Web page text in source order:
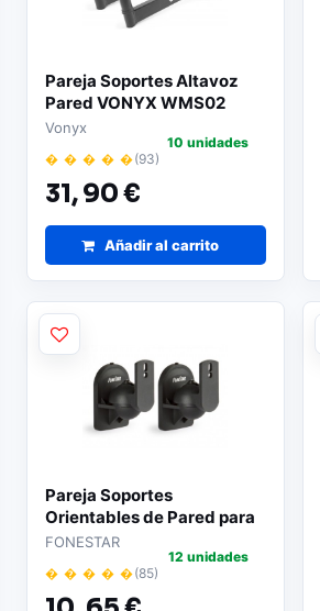
Pareja Soportes Altavoz
Pared VONYX WMS02
Vonyx
� � � � �(93)
31,90 €
10 unidades
Añadir al carrito
Pareja Soportes
Orientables de Pared para
Cajas Acusticas NEGRO
FONESTAR
� � � � �(85)
12 unidades